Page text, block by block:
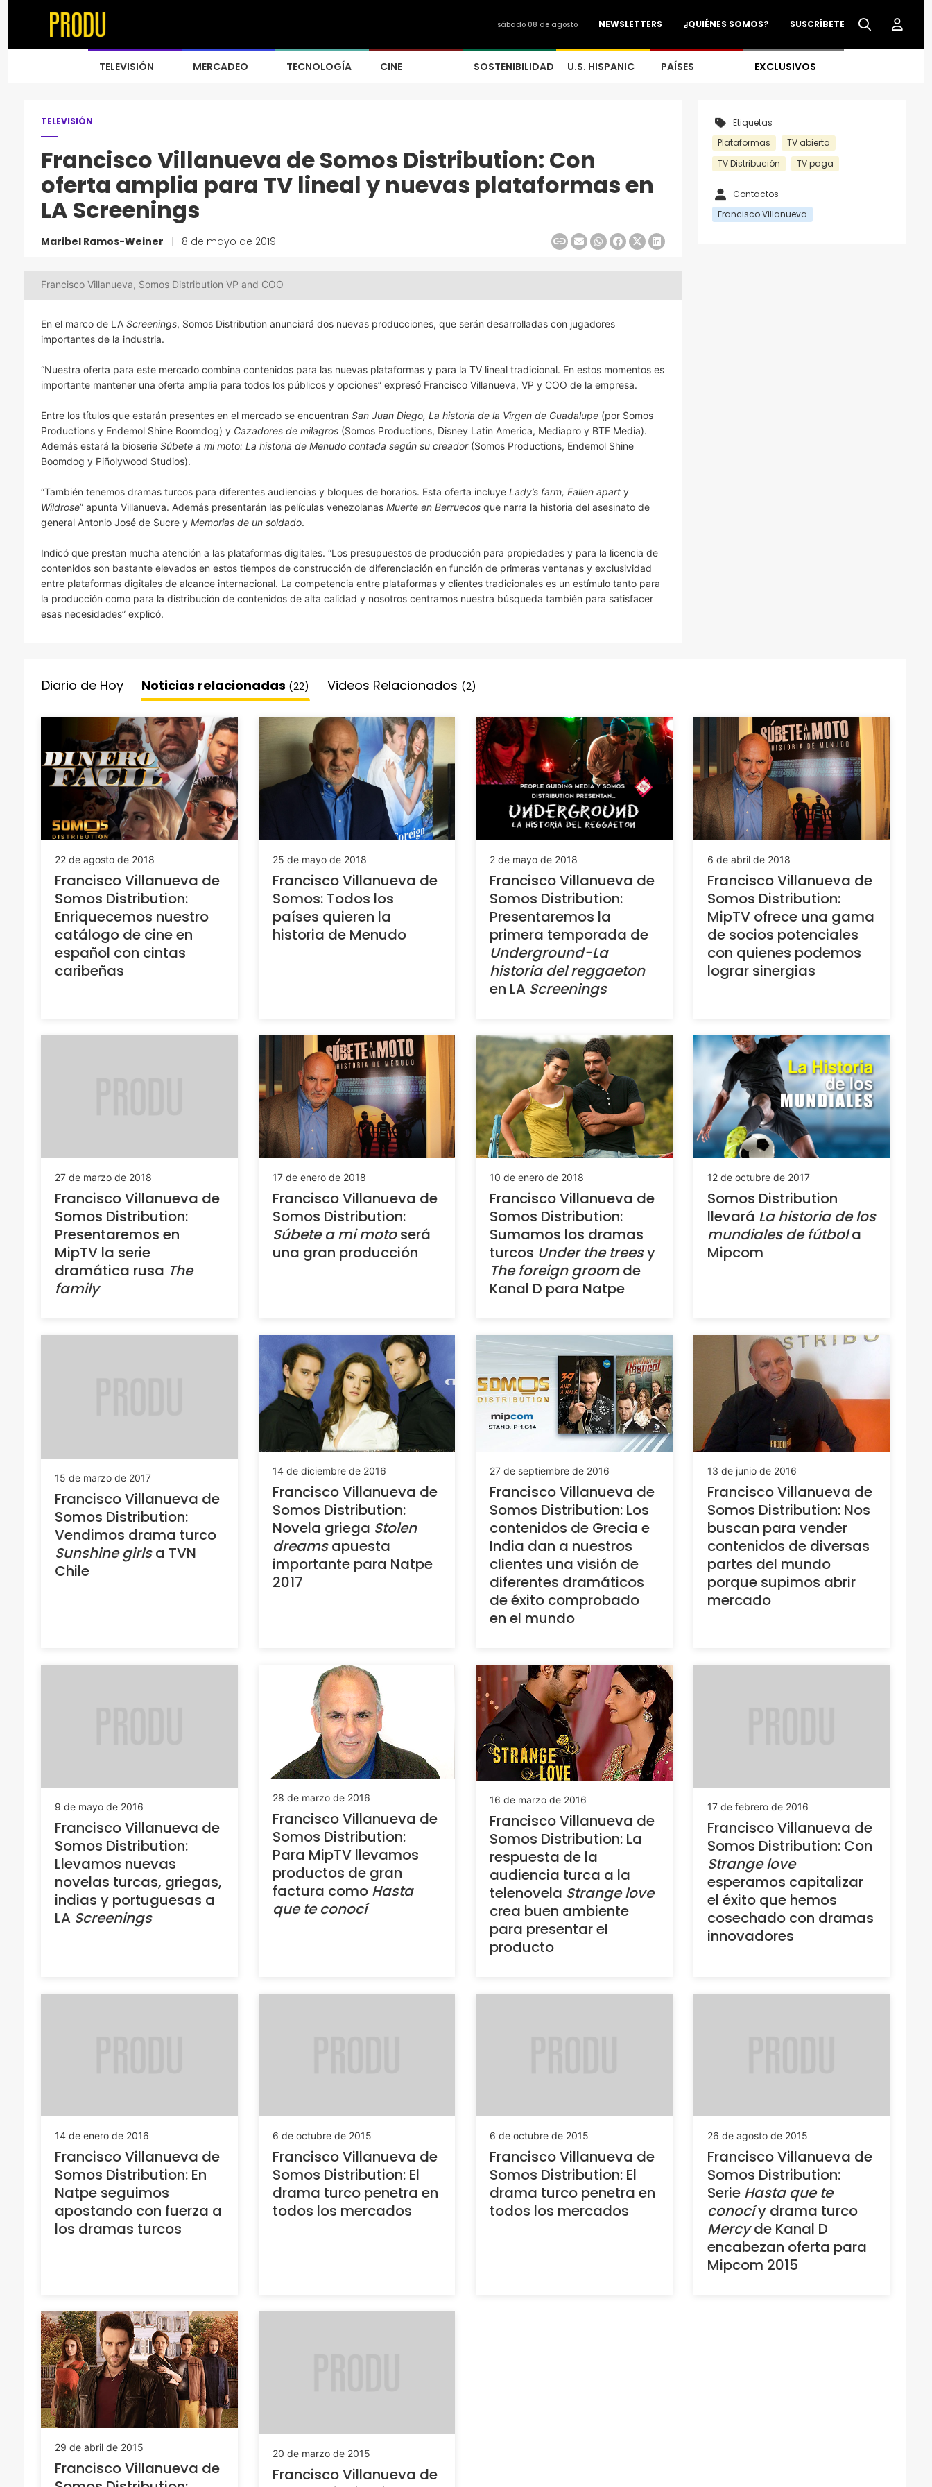
SUSCRÍBETE
¿QUIÉNES SOMOS?
NEWSLETTERS
sábado 08 de agosto
TELEVISIÓN MERCADEO TECNOLOGÍA CINE SOSTENIBILIDAD U.S. HISPANIC PAÍSES EXCLUSIVOS
TELEVISIÓN
Francisco Villanueva de Somos Distribution: Con
oferta amplia para TV lineal y nuevas plataformas en
LA Screenings
Maribel Ramos-Weiner 8 de mayo de 2019
Francisco Villanueva, Somos Distribution VP and COO
En el marco de LA Screenings, Somos Distribution anunciará dos nuevas producciones, que serán desarrolladas con jugadores
importantes de la industria.
“Nuestra oferta para este mercado combina contenidos para las nuevas plataformas y para la TV lineal tradicional. En estos momentos es
importante mantener una oferta amplia para todos los públicos y opciones” expresó Francisco Villanueva, VP y COO de la empresa.
Entre los títulos que estarán presentes en el mercado se encuentran San Juan Diego, La historia de la Virgen de Guadalupe (por Somos
Productions y Endemol Shine Boomdog) y Cazadores de milagros (Somos Productions, Disney Latin America, Mediapro y BTF Media).
Además estará la bioserie Súbete a mi moto: La historia de Menudo contada según su creador (Somos Productions, Endemol Shine
Boomdog y Piñolywood Studios).
“También tenemos dramas turcos para diferentes audiencias y bloques de horarios. Esta oferta incluye Lady’s farm, Fallen apart y
Wildrose” apunta Villanueva. Además presentarán las películas venezolanas Muerte en Berruecos que narra la historia del asesinato de
general Antonio José de Sucre y Memorias de un soldado.
Indicó que prestan mucha atención a las plataformas digitales. “Los presupuestos de producción para propiedades y para la licencia de
contenidos son bastante elevados en estos tiempos de construcción de diferenciación en función de primeras ventanas y exclusividad
entre plataformas digitales de alcance internacional. La competencia entre plataformas y clientes tradicionales es un estímulo tanto para
la producción como para la distribución de contenidos de alta calidad y nosotros centramos nuestra búsqueda también para satisfacer
esas necesidades” explicó.
Etiquetas
Plataformas
TV abierta
TV Distribución
TV paga
Contactos
Francisco Villanueva
Diario de Hoy Noticias relacionadas (22) Videos Relacionados (2)
22 de agosto de 2018
Francisco Villanueva de
Somos Distribution:
Enriquecemos nuestro
catálogo de cine en
español con cintas
caribeñas
25 de mayo de 2018
Francisco Villanueva de
Somos: Todos los
países quieren la
historia de Menudo
2 de mayo de 2018
Francisco Villanueva de
Somos Distribution:
Presentaremos la
primera temporada de
Underground-La
historia del reggaeton
en LA Screenings
6 de abril de 2018
Francisco Villanueva de
Somos Distribution:
MipTV ofrece una gama
de socios potenciales
con quienes podemos
lograr sinergias
27 de marzo de 2018
Francisco Villanueva de
Somos Distribution:
Presentaremos en
MipTV la serie
dramática rusa The
family
17 de enero de 2018
Francisco Villanueva de
Somos Distribution:
Súbete a mi motoserá
una gran producción
10 de enero de 2018
Francisco Villanueva de
Somos Distribution:
Sumamos los dramas
turcos Under the treesy
The foreign groomde
Kanal D para Natpe
12 de octubre de 2017
Somos Distribution
llevará La historia de los
mundiales de fútbola
Mipcom
15 de marzo de 2017
Francisco Villanueva de
Somos Distribution:
Vendimos drama turco
Sunshine girlsa TVN
Chile
14 de diciembre de 2016
Francisco Villanueva de
Somos Distribution:
Novela griega Stolen
dreamsapuesta
importante para Natpe
2017
27 de septiembre de 2016
Francisco Villanueva de
Somos Distribution: Los
contenidos de Grecia e
India dan a nuestros
clientes una visión de
diferentes dramáticos
de éxito comprobado
en el mundo
13 de junio de 2016
Francisco Villanueva de
Somos Distribution: Nos
buscan para vender
contenidos de diversas
partes del mundo
porque supimos abrir
mercado
9 de mayo de 2016
Francisco Villanueva de
Somos Distribution:
Llevamos nuevas
novelas turcas, griegas,
indias y portuguesas a
LA Screenings
28 de marzo de 2016
Francisco Villanueva de
Somos Distribution:
Para MipTV llevamos
productos de gran
factura como Hasta
que te conocí
16 de marzo de 2016
Francisco Villanueva de
Somos Distribution: La
respuesta de la
audiencia turca a la
telenovela Strange love
crea buen ambiente
para presentar el
producto
17 de febrero de 2016
Francisco Villanueva de
Somos Distribution: Con
Strange love
esperamos capitalizar
el éxito que hemos
cosechado con dramas
innovadores
14 de enero de 2016
Francisco Villanueva de
Somos Distribution: En
Natpe seguimos
apostando con fuerza a
los dramas turcos
6 de octubre de 2015
Francisco Villanueva de
Somos Distribution: El
drama turco penetra en
todos los mercados
6 de octubre de 2015
Francisco Villanueva de
Somos Distribution: El
drama turco penetra en
todos los mercados
26 de agosto de 2015
Francisco Villanueva de
Somos Distribution:
Serie Hasta que te
conocíy drama turco
Mercyde Kanal D
encabezan oferta para
Mipcom 2015
29 de abril de 2015
Francisco Villanueva de
20 de marzo de 2015
Francisco Villanueva de